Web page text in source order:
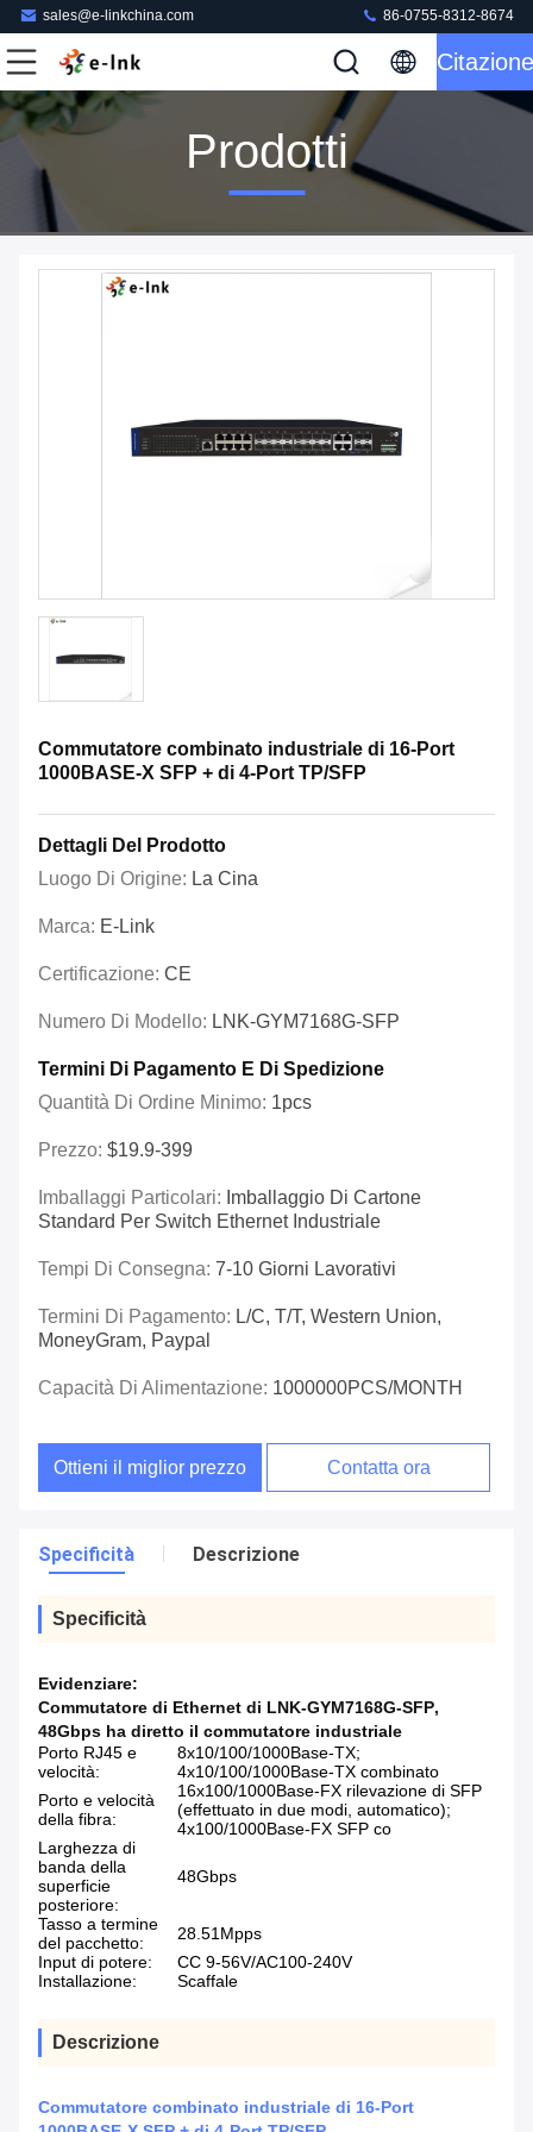
sales@e-linkchina.com 86-0755-8312-8674
Citazione
Prodotti
Commutatore combinato industriale di 16-Port
1000BASE-X SFP + di 4-Port TP/SFP
Dettagli Del Prodotto
Luogo Di Origine: La Cina
Marca: E-Link
Certificazione: CE
Numero Di Modello: LNK-GYM7168G-SFP
Termini Di Pagamento E Di Spedizione
Quantità Di Ordine Minimo: 1pcs
Prezzo: $19.9-399
Imballaggi Particolari: Imballaggio Di Cartone
Standard Per Switch Ethernet Industriale
Tempi Di Consegna: 7-10 Giorni Lavorativi
Termini Di Pagamento: L/C, T/T, Western Union,
MoneyGram, Paypal
Capacità Di Alimentazione: 1000000PCS/MONTH
Ottieni il miglior prezzo Contatta ora
Specificità Descrizione
Specificità
Evidenziare:
Commutatore di Ethernet di LNK-GYM7168G-SFP,
48Gbps ha diretto il commutatore industriale
Porto RJ45 e
velocità:
8x10/100/1000Base-TX;
4x10/100/1000Base-TX combinato
Porto e velocità
della fibra:
16x100/1000Base-FX rilevazione di SFP
(effettuato in due modi, automatico);
4x100/1000Base-FX SFP co
Larghezza di
banda della
superficie
posteriore:
48Gbps
Tasso a termine
del pacchetto:
28.51Mpps
Input di potere:
CC 9-56V/AC100-240V
Installazione:
Scaffale
Descrizione
Commutatore combinato industriale di 16-Port